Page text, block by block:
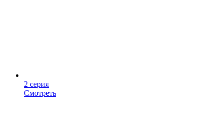
2 серия
Смотреть